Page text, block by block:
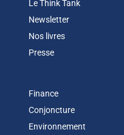
Le Think Tank
Newsletter
Nos livres
Presse
Finance
Conjoncture
Environnement